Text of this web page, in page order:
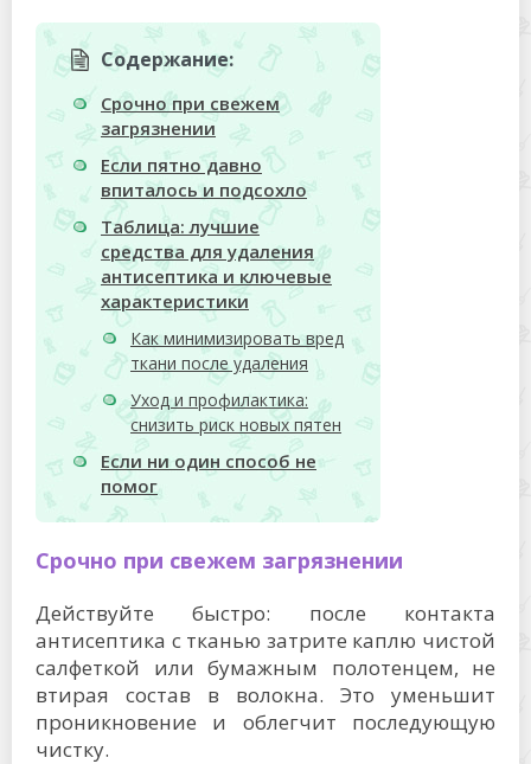
Содержание:
Срочно при свежем
загрязнении
Если пятно давно
впиталось и подсохло
Таблица: лучшие
средства для удаления
антисептика и ключевые
характеристики
Как минимизировать вред
ткани после удаления
Уход и профилактика:
снизить риск новых пятен
Если ни один способ не
помог
Срочно при свежем загрязнении
Действуйте быстро: после контакта
антисептика с тканью затрите каплю чистой
салфеткой или бумажным полотенцем, не
втирая состав в волокна. Это уменьшит
проникновение и облегчит последующую
чистку.